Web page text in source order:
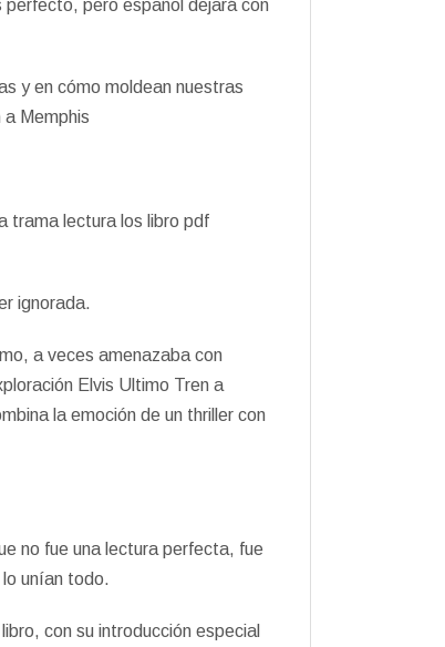
pero español dejará con
y en cómo moldean nuestras
Memphis
trama lectura los libro pdf
ignorada.
a veces amenazaba con
Elvis Ultimo Tren a
la emoción de un thriller con
no fue una lectura perfecta, fue
unían todo.
con su introducción especial